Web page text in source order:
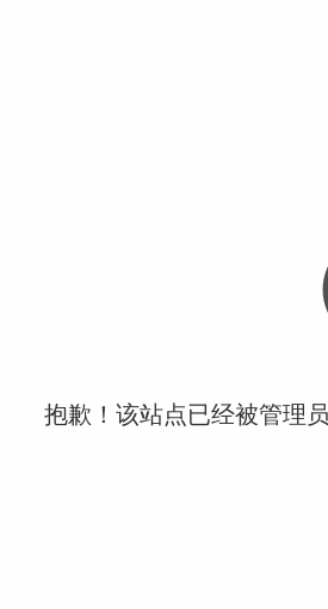
抱歉！该站点已经被管理